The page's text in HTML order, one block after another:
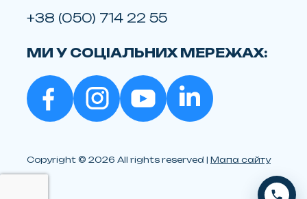
+38 (050) 714 22 55
МИ У СОЦІАЛЬНИХ МЕРЕЖАХ:
Copyright © 2026 All rights reserved | Мапа сайту